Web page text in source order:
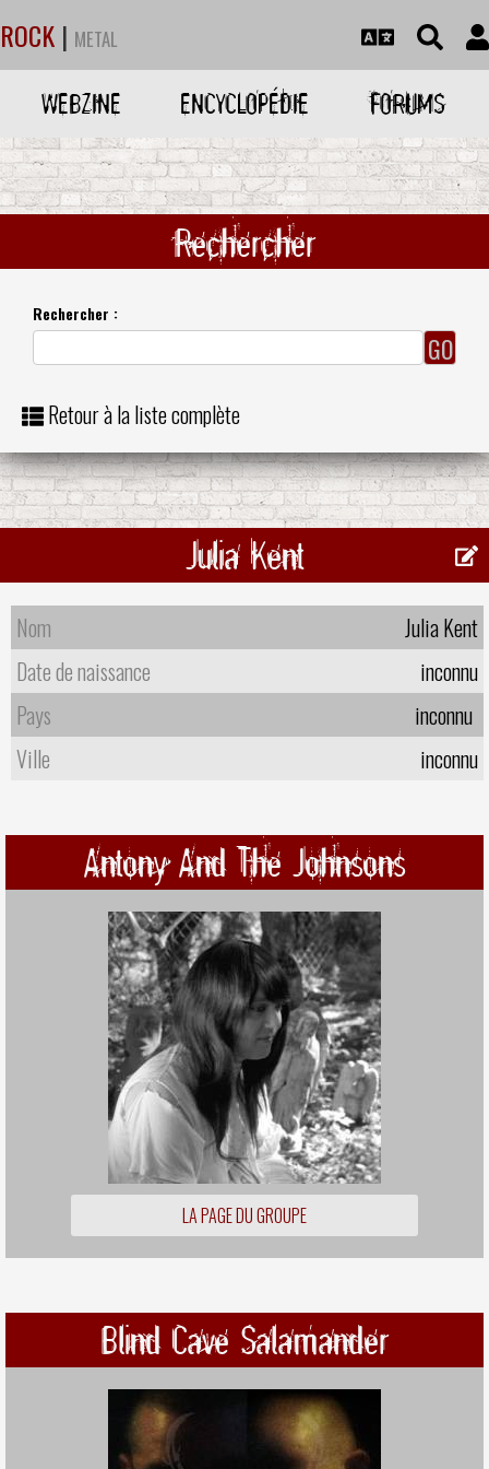
ROCK | METAL
WEBZINE ENCYCLOPÉDIE FORUMS
Rechercher
Rechercher :
Retour à la liste complète
Julia Kent
Nom
Julia Kent
Date de naissance
inconnu
Pays
inconnu
Ville
inconnu
Antony And The Johnsons
LA PAGE DU GROUPE
Blind Cave Salamander